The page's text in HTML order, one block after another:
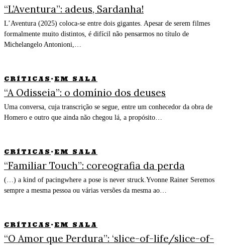
“L’Aventura”: adeus, Sardanha!
L’Aventura (2025) coloca-se entre dois gigantes. Apesar de serem filmes
formalmente muito distintos, é difícil não pensarmos no título de
Michelangelo Antonioni,…
CRÍTICAS · EM SALA
“A Odisseia”: o domínio dos deuses
Uma conversa, cuja transcrição se segue, entre um conhecedor da obra de
Homero e outro que ainda não chegou lá, a propósito…
CRÍTICAS · EM SALA
“Familiar Touch”: coreografia da perda
(…) a kind of pacingwhere a pose is never struck.Yvonne Rainer Seremos
sempre a mesma pessoa ou várias versões da mesma ao…
CRÍTICAS · EM SALA
“O Amor que Perdura”: ‘slice-of-life/slice-of-